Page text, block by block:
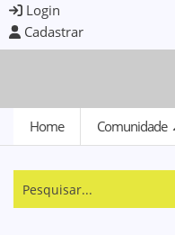
Login
Cadastrar
Home Comunidade